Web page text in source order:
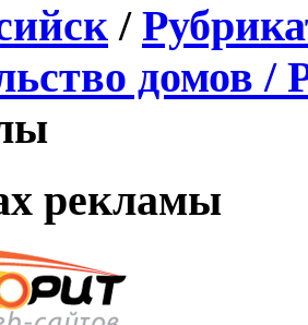
/
домов /
рекламы